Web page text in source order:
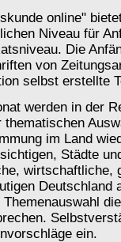
online"
Niveau für
Die
von
selbst erstellte
werden in der
thematischen
im Land
Städte
wirtschaftliche,
Deutschland
Themenauswahl
ein.